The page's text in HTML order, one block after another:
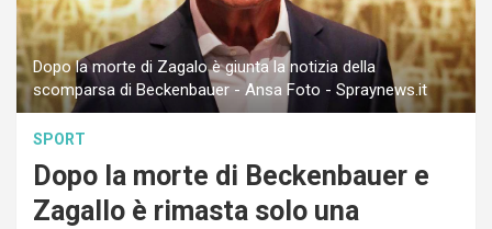
Dopo la morte di Zagalo è giunta la notizia della
scomparsa di Beckenbauer - Ansa Foto - Spraynews.it
SPORT
Dopo la morte di Beckenbauer e
Zagallo è rimasta solo una